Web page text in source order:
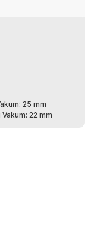
kompatibel
Proses
dan tidak
rapat membantu
jangka waktu
ini juga cocok
25 mm
22 mm